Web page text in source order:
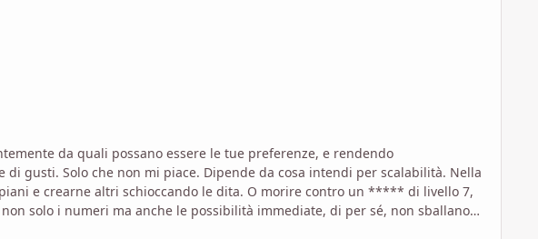
da quali possano essere le tue preferenze, e rendendo
Nella
e crearne altri schioccando le dita. O morire contro un ***** di livello 7,